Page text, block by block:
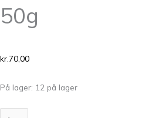
50g
kr.70,00
På lager: 12 på lager